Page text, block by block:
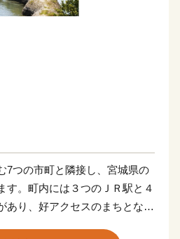
7つの市町と隣接し、宮城県の
す。町内には３つのＪＲ駅と４
あり、好アクセスのまちとなっ